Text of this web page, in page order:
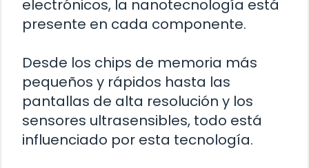
electrónicos, la nanotecnología está
presente en cada componente.
Desde los chips de memoria más
pequeños y rápidos hasta las
pantallas de alta resolución y los
sensores ultrasensibles, todo está
influenciado por esta tecnología.